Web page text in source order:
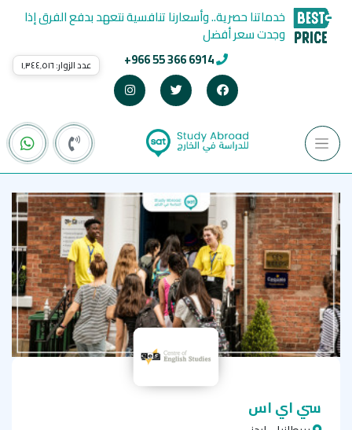
+966 55 366 6914
خدماتنا حصرية.. وأسعارنا تنافسية نتعهد بدفع الفرق إذا
وجدت سعر أفضل
عدد الزوار: ١٬٣٤٤٬٥١٦
سي اي اس